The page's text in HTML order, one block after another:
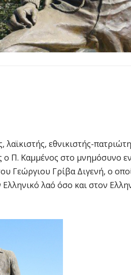
λαϊκιστής, εθνικιστής-
Π. Καμμένος στο μνημόσυνο
Γεώργιου Γρίβα Διγενή, ο
λαό όσο και στον